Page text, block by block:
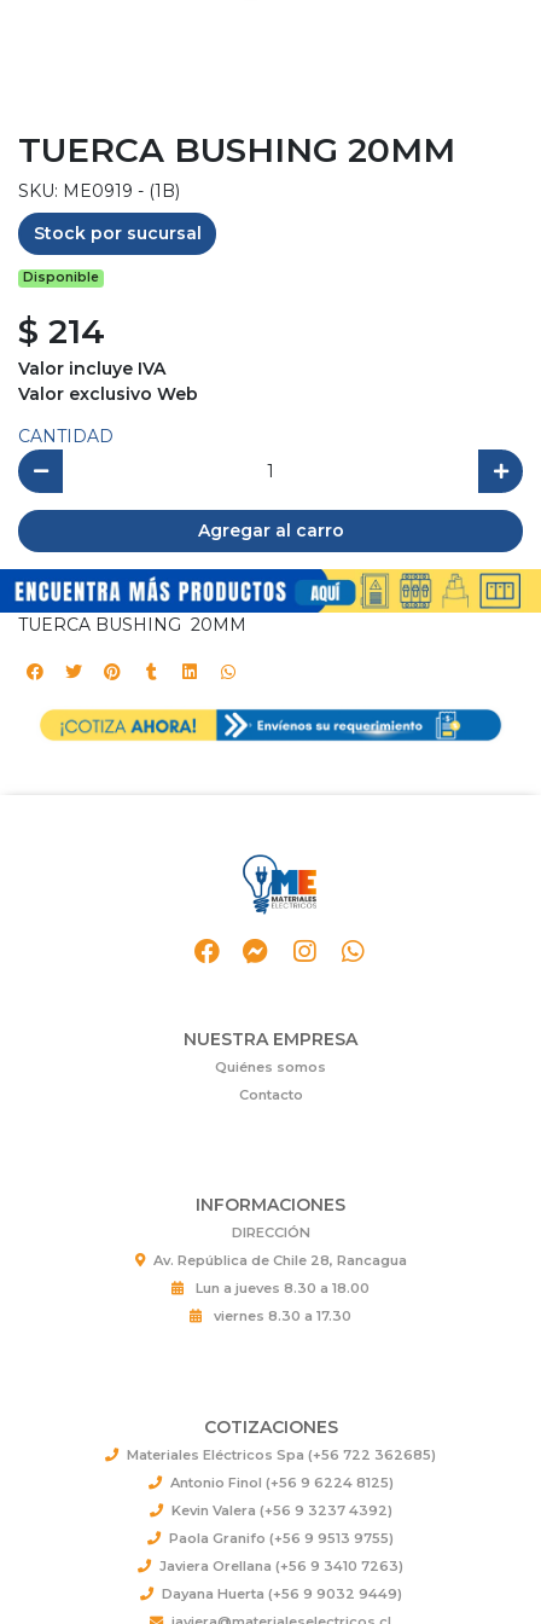
TUERCA BUSHING 20MM
SKU: ME0919 - (1B)
Stock por sucursal
Disponible
$ 214
Valor incluye IVA
Valor exclusivo Web
CANTIDAD
Agregar al carro
TUERCA BUSHING 20MM
NUESTRA EMPRESA
Quiénes somos
Contacto
INFORMACIONES
DIRECCIÓN
Av. República de Chile 28, Rancagua
Lun a jueves 8.30 a 18.00
viernes 8.30 a 17.30
COTIZACIONES
Materiales Eléctricos Spa (+56 722 362685)
Antonio Finol (+56 9 6224 8125)
Kevin Valera (+56 9 3237 4392)
Paola Granifo (+56 9 9513 9755)
Javiera Orellana (+56 9 3410 7263)
Dayana Huerta (+56 9 9032 9449)